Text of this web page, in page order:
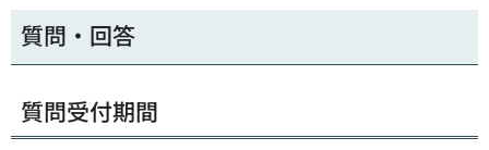
質問・回答
質問受付期間